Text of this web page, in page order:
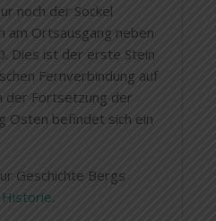
noch der Sockel
am Ortsausgang neben
Dies ist der erste Stein
Fernverbindung auf
der Fortsetzung der
Osten befindet sich ein
Geschichte Bergs
Historie.